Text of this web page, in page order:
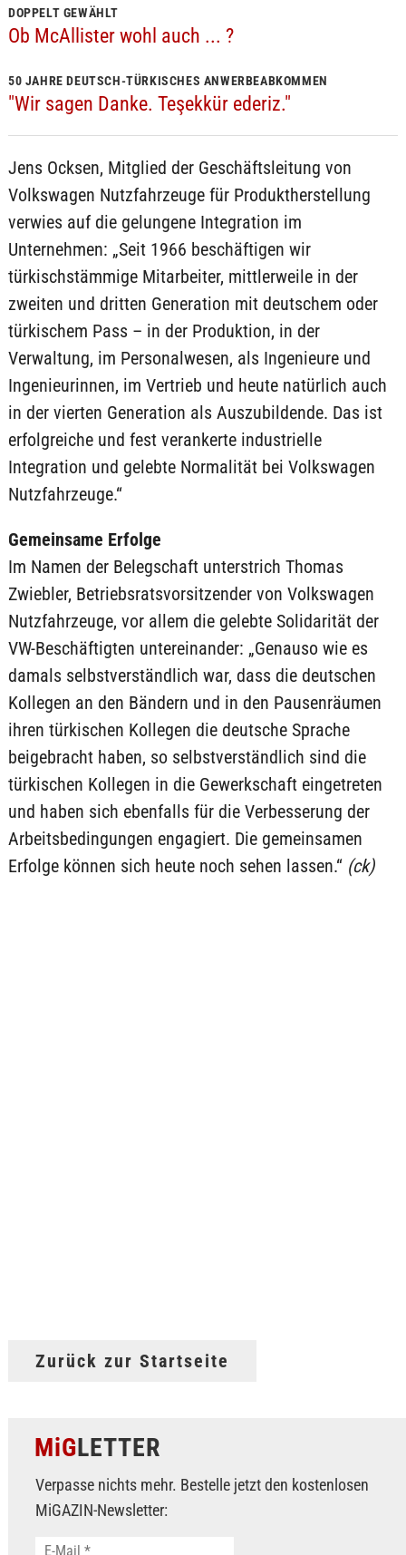
DOPPELT GEWÄHLT
Ob McAllister wohl auch ... ?
50 JAHRE DEUTSCH-TÜRKISCHES ANWERBEABKOMMEN
"Wir sagen Danke. Teşekkür ederiz."
Jens Ocksen, Mitglied der Geschäftsleitung von
Volkswagen Nutzfahrzeuge für Produktherstellung
verwies auf die gelungene Integration im
Unternehmen: „Seit 1966 beschäftigen wir
türkischstämmige Mitarbeiter, mittlerweile in der
zweiten und dritten Generation mit deutschem oder
türkischem Pass – in der Produktion, in der
Verwaltung, im Personalwesen, als Ingenieure und
Ingenieurinnen, im Vertrieb und heute natürlich auch
in der vierten Generation als Auszubildende. Das ist
erfolgreiche und fest verankerte industrielle
Integration und gelebte Normalität bei Volkswagen
Nutzfahrzeuge.“
Gemeinsame Erfolge
Im Namen der Belegschaft unterstrich Thomas
Zwiebler, Betriebsratsvorsitzender von Volkswagen
Nutzfahrzeuge, vor allem die gelebte Solidarität der
VW-Beschäftigten untereinander: „Genauso wie es
damals selbstverständlich war, dass die deutschen
Kollegen an den Bändern und in den Pausenräumen
ihren türkischen Kollegen die deutsche Sprache
beigebracht haben, so selbstverständlich sind die
türkischen Kollegen in die Gewerkschaft eingetreten
und haben sich ebenfalls für die Verbesserung der
Arbeitsbedingungen engagiert. Die gemeinsamen
Erfolge können sich heute noch sehen lassen.“ (ck)
Zurück zur Startseite
MiGLETTER
Verpasse nichts mehr. Bestelle jetzt den kostenlosen
MiGAZIN-Newsletter: